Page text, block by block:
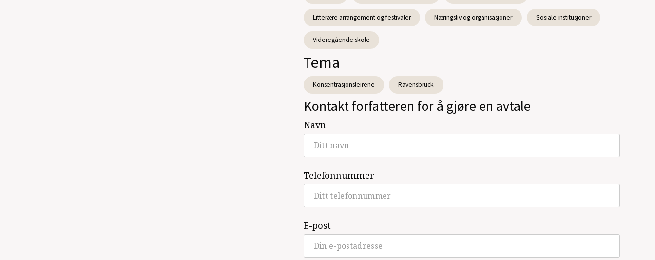
Litterære arrangement og festivaler Næringsliv og organisasjoner Sosiale institusjoner
Videregående skole
Tema
Konsentrasjonsleirene Ravensbrück
Kontakt forfatteren for å gjøre en avtale
Navn
Telefonnummer
E-post